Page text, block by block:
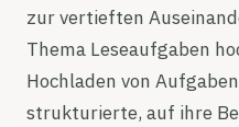
zur vertieften
Thema Leseaufgaben
Hochladen von
strukturierte, auf ihre